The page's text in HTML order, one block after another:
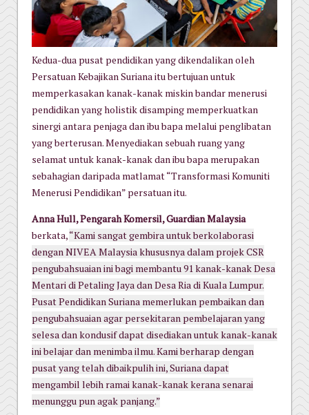
Kedua-dua pusat pendidikan yang dikendalikan oleh
Persatuan Kebajikan Suriana itu bertujuan untuk
memperkasakan kanak-kanak miskin bandar menerusi
pendidikan yang holistik disamping memperkuatkan
sinergi antara penjaga dan ibu bapa melalui penglibatan
yang berterusan. Menyediakan sebuah ruang yang
selamat untuk kanak-kanak dan ibu bapa merupakan
sebahagian daripada matlamat “Transformasi Komuniti
Menerusi Pendidikan” persatuan itu.
Anna Hull, Pengarah Komersil, Guardian Malaysia
berkata,“Kami sangat gembira untuk berkolaborasi
dengan NIVEA Malaysia khususnya dalam projek CSR
pengubahsuaian ini bagi membantu 91 kanak-kanak Desa
Mentari di Petaling Jaya dan Desa Ria di Kuala Lumpur.
Pusat Pendidikan Suriana memerlukan pembaikan dan
pengubahsuaian agar persekitaran pembelajaran yang
selesa dan kondusif dapat disediakan untuk kanak-kanak
ini belajar dan menimba ilmu. Kami berharap dengan
pusat yang telah dibaikpulih ini, Suriana dapat
mengambil lebih ramai kanak-kanak kerana senarai
menunggu pun agak panjang.”